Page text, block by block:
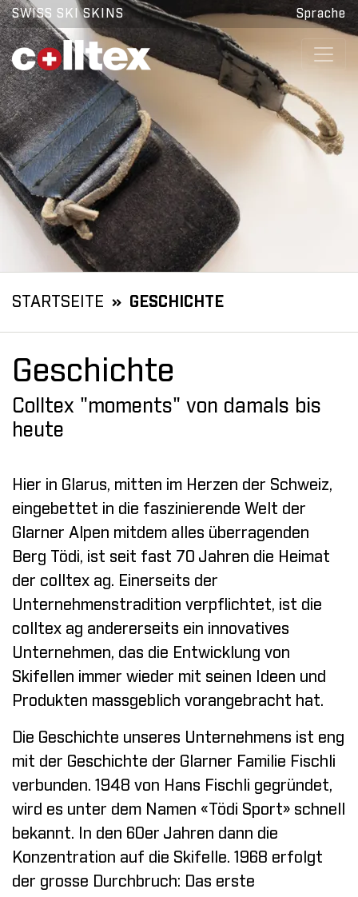
SWISS SKI SKINS Sprache
STARTSEITE GESCHICHTE
Geschichte
Colltex "moments" von damals bis
heute
Hier in Glarus, mitten im Herzen der Schweiz,
eingebettet in die faszinierende Welt der
Glarner Alpen mitdem alles überragenden
Berg Tödi, ist seit fast 70 Jahren die Heimat
der colltex ag. Einerseits der
Unternehmenstradition verpflichtet, ist die
colltex ag andererseits ein innovatives
Unternehmen, das die Entwicklung von
Skifellen immer wieder mit seinen Ideen und
Produkten massgeblich vorangebracht hat.
Die Geschichte unseres Unternehmens ist eng
mit der Geschichte der Glarner Familie Fischli
verbunden. 1948 von Hans Fischli gegründet,
wird es unter dem Namen «Tödi Sport» schnell
bekannt. In den 60er Jahren dann die
Konzentration auf die Skifelle. 1968 erfolgt
der grosse Durchbruch: Das erste